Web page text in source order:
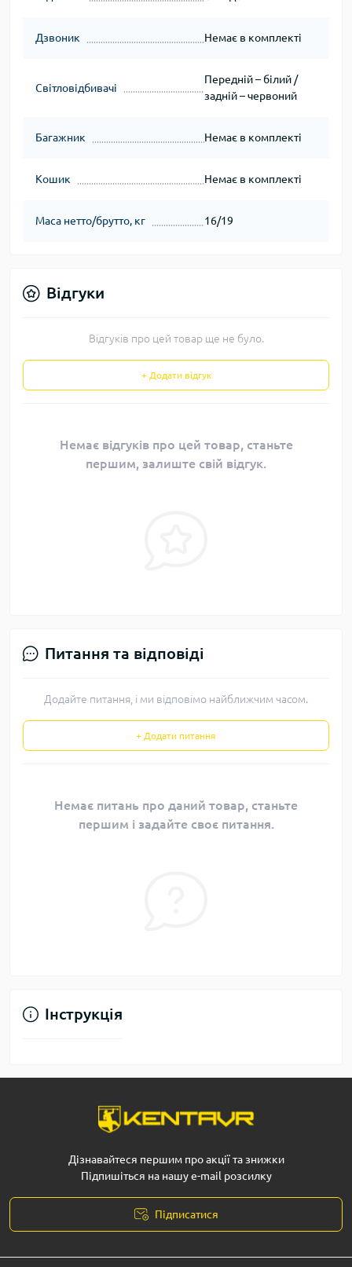
Дзвоник Немає в комплекті
Світловідбивачі
Передній – білий /
задній – червоний
Багажник Немає в комплекті
Кошик Немає в комплекті
Маса нетто/брутто, кг 16/19
Відгуки
Відгуків про цей товар ще не було.
+ Додати відгук
Немає відгуків про цей товар, станьте
першим, залиште свій відгук.
Питання та відповіді
Додайте питання, і ми відповімо найближчим часом.
+ Додати питання
Немає питань про даний товар, станьте
першим і задайте своє питання.
Інструкція
Дізнавайтеся першим про акції та знижки
Підпишіться на нашу e-mail розсилку
Підписатися